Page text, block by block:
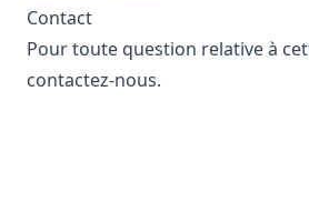
Contact
Pour toute question relative à
contactez-nous.